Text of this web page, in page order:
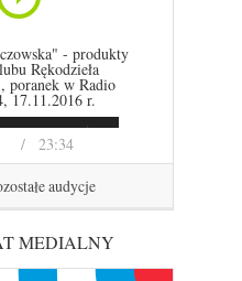
23:34
- produkty
Rękodzieła
poranek w Radio
17.11.2016 r.
audycje
MEDIALNY